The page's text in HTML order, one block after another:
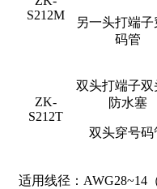
S212M
另一头打端子
码管
ZK-
S212T
双头打端子双
防水塞
双头穿号码
适用线径：AWG28~14